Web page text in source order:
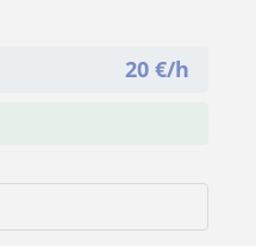
20 €/h